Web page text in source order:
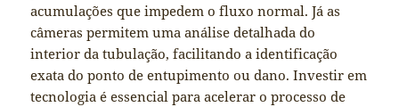
acumulações que impedem o fluxo normal. Já as
câmeras permitem uma análise detalhada do
interior da tubulação, facilitando a identificação
exata do ponto de entupimento ou dano. Investir em
tecnologia é essencial para acelerar o processo de